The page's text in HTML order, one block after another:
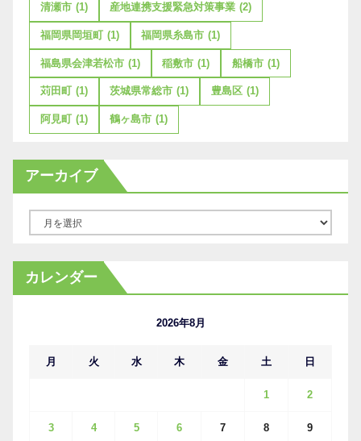
清瀬市 (1) 産地連携支援緊急対策事業 (2)
福岡県岡垣町 (1) 福岡県糸島市 (1)
福島県会津若松市 (1) 稲敷市 (1) 船橋市 (1)
苅田町 (1) 茨城県常総市 (1) 豊島区 (1)
阿見町 (1) 鶴ヶ島市 (1)
アーカイブ
カ
イ
カレンダー
2026年8月
月 火 水 木 金 土 日
1 2
3 4 5 6 7 8 9